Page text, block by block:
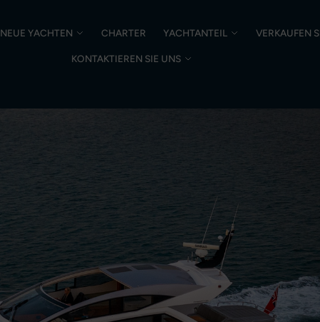
NEUE YACHTEN CHARTER YACHTANTEIL VERKAUFEN
KONTAKTIEREN SIE UNS